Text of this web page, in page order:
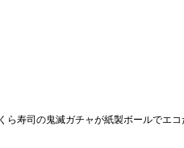
くら寿司の鬼滅ガチャが紙製ボールでエ